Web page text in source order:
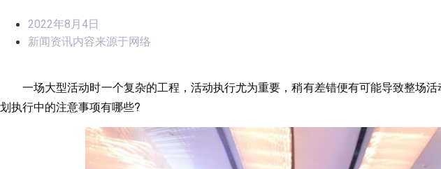
2022年8月4日
新闻资讯内容来源于网络
一场大型活动时一个复杂的工程，活动执行尤为重要，稍有差错便有可能导致整场
划执行中的注意事项有哪些?